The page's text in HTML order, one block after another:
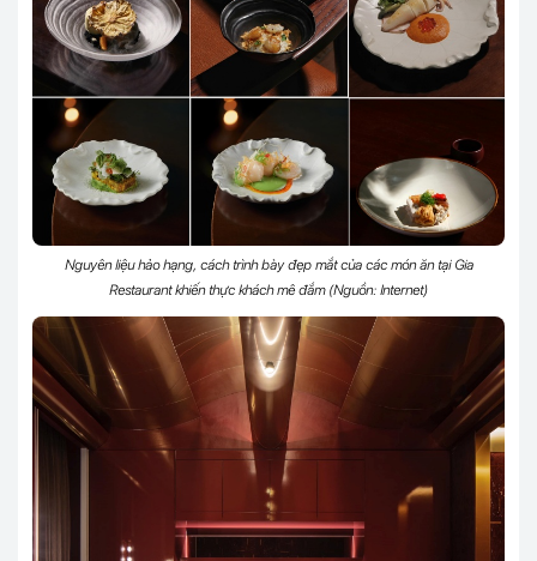
Nguyên liệu hảo hạng, cách trình bày đẹp mắt của các món ăn tại Gia
Restaurant khiến thực khách mê đắm (Nguồn: Internet)